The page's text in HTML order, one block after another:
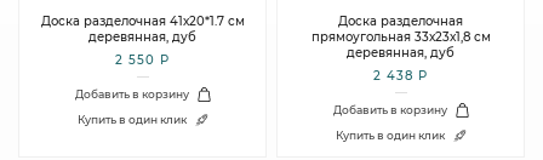
Доска разделочная 41х20*1.7 см
деревянная, дуб
2 550 Р
Добавить в корзину
Купить в один клик
Доска разделочная
прямоугольная 33х23х1,8 см
деревянная, дуб
2 438 Р
Добавить в корзину
Купить в один клик